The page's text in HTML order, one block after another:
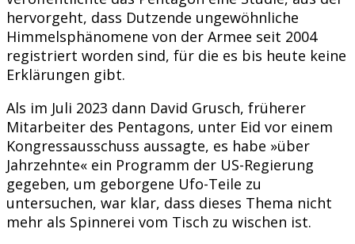
hervorgeht, dass Dutzende ungewöhnliche
Himmelsphänomene von der Armee seit 2004
registriert worden sind, für die es bis heute keine
Erklärungen gibt.
Als im Juli 2023 dann David Grusch, früherer
Mitarbeiter des Pentagons, unter Eid vor einem
Kongressausschuss aussagte, es habe »über
Jahrzehnte« ein Programm der US-Regierung
gegeben, um geborgene Ufo-Teile zu
untersuchen, war klar, dass dieses Thema nicht
mehr als Spinnerei vom Tisch zu wischen ist.